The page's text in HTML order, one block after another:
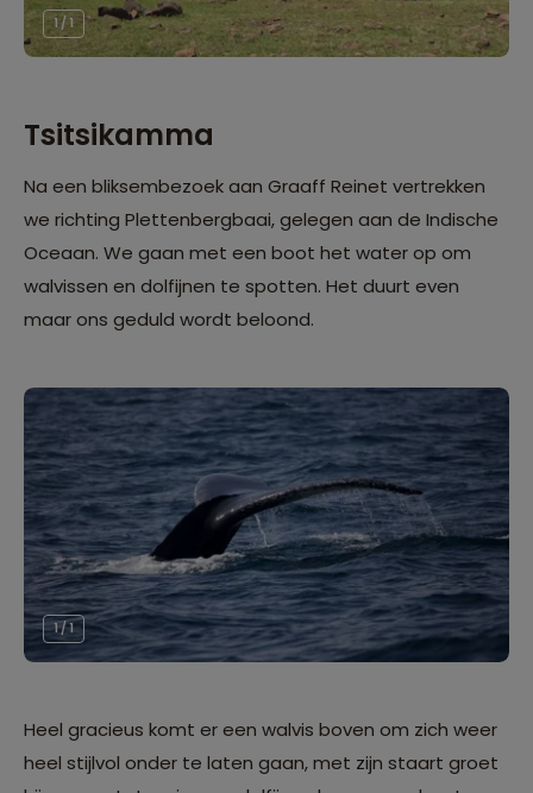
1 / 1
Tsitsikamma
Na een bliksembezoek aan Graaff Reinet vertrekken
we richting Plettenbergbaai, gelegen aan de Indische
Oceaan. We gaan met een boot het water op om
walvissen en dolfijnen te spotten. Het duurt even
maar ons geduld wordt beloond.
1 / 1
Heel gracieus komt er een walvis boven om zich weer
heel stijlvol onder te laten gaan, met zijn staart groet